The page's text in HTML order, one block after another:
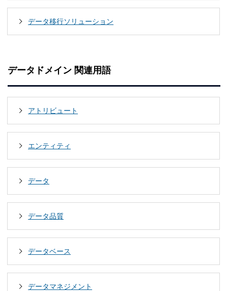
データ移行ソリューション
データドメイン 関連用語
アトリビュート
エンティティ
データ
データ品質
データベース
データマネジメント